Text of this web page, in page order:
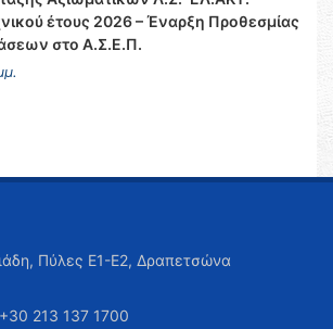
έτους 2026 – Έναρξη Προθεσμίας
στο Α.Σ.Ε.Π.
Πύλες Ε1-Ε2, Δραπετσώνα
+30 213 137 1700